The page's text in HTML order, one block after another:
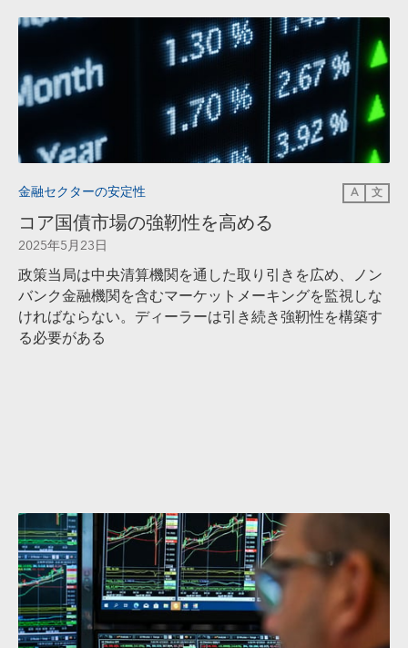
金融セクターの安定性 A 文
コア国債市場の強靭性を高める
2025年5月23日
政策当局は中央清算機関を通した取り引きを広め、ノン
バンク金融機関を含むマーケットメーキングを監視しな
ければならない。ディーラーは引き続き強靭性を構築す
る必要がある